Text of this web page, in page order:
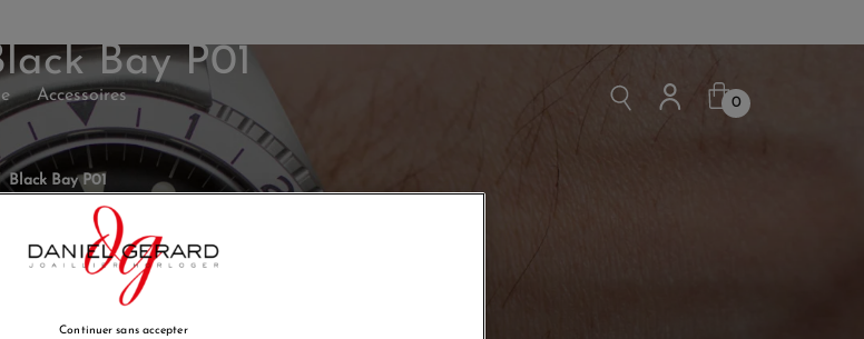
Accessoires 0
Black Bay P01
Bay P01
Continuer sans accepter